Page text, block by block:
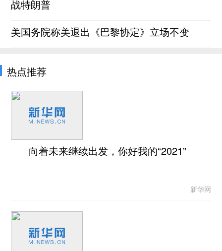
战特朗普
美国务院称美退出《巴黎协定》立场不变
热点推荐
向着未来继续出发，你好我的“2021”
新华网